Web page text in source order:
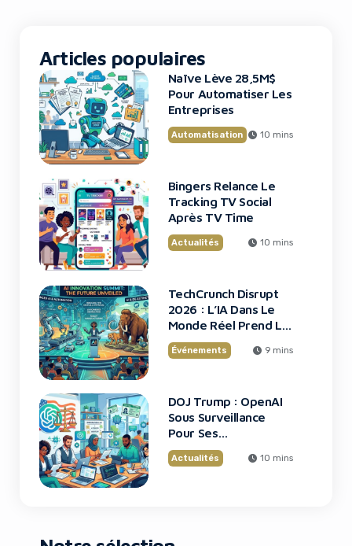
Articles populaires
Naïve Lève 28,5M$
Pour Automatiser Les
Entreprises
Automatisation 10 mins
Bingers Relance Le
Tracking TV Social
Après TV Time
Actualités 10 mins
TechCrunch Disrupt
2026 : L’IA Dans Le
Monde Réel Prend La
Scène
Événements 9 mins
DOJ Trump : OpenAI
Sous Surveillance
Pour Ses
Recrutements
Actualités 10 mins
Bluesky: Le Réseau Social Qui Attire Les